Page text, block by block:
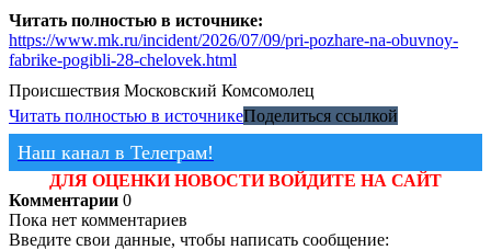
Читать полностью в источнике:
https://www.mk.ru/incident/2026/07/09/pri-pozhare-na-obuvnoy-
fabrike-pogibli-28-chelovek.html
Происшествия Московский Комсомолец
Читать полностью в источникеПоделиться ссылкой
Наш канал в Телеграм!
ДЛЯ ОЦЕНКИ НОВОСТИ ВОЙДИТЕ НА САЙТ
Комментарии 0
Пока нет комментариев
Введите свои данные, чтобы написать сообщение: